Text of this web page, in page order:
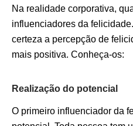
Na realidade corporativa,
influenciadores da
certeza a percepção de
mais positiva. Conheça-os:
Realização do potencial
O primeiro influenciador da